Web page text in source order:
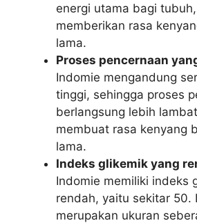
energi utama bagi
memberikan rasa
lama.
Proses pencernaan
Indomie mengandung
tinggi, sehingga proses
berlangsung lebih
membuat rasa kenyang
lama.
Indeks glikemik yang
Indomie memiliki indeks
rendah, yaitu sekitar 50.
merupakan ukuran